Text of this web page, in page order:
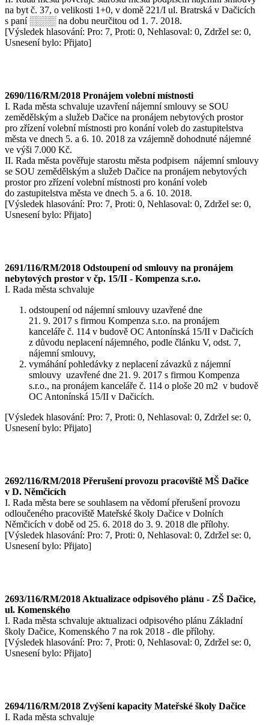
na byt č. 37, o velikosti 1+0, v domě 221/I ul. Bratrská v Dačicích
s paní ░░░░ na dobu neurčitou od 1. 7. 2018.
[Výsledek hlasování: Pro: 7, Proti: 0, Nehlasoval: 0, Zdržel se: 0,
Usnesení bylo: Přijato]
2690/116/RM/2018 Pronájem volební místnosti
I. Rada města schvaluje uzavření nájemní smlouvy se SOU
zemědělským a služeb Dačice na pronájem nebytových prostor
pro zřízení volební místnosti pro konání voleb do zastupitelstva
města ve dnech 5. a 6. 10. 2018 za vzájemně dohodnuté nájemné
ve výši 7.000 Kč.
II. Rada města pověřuje starostu města podpisem nájemní smlouvy
se SOU zemědělským a služeb Dačice na pronájem nebytových
prostor pro zřízení volební místnosti pro konání voleb
do zastupitelstva města ve dnech 5. a 6. 10. 2018.
[Výsledek hlasování: Pro: 7, Proti: 0, Nehlasoval: 0, Zdržel se: 0,
Usnesení bylo: Přijato]
2691/116/RM/2018 Odstoupení od smlouvy na pronájem
nebytových prostor v čp. 15/II - Kompenza s.r.o.
I. Rada města schvaluje
odstoupení od nájemní smlouvy uzavřené dne
21. 9. 2017 s firmou Kompenza s.r.o. na pronájem
kanceláře č. 114 v budově OC Antonínská 15/II v Dačicích
z důvodu neplacení nájemného, podle článku V, odst. 7,
nájemní smlouvy,
vymáhání pohledávky z neplacení závazků z nájemní
smlouvy uzavřené dne 21. 9. 2017 s firmou Kompenza
s.r.o., na pronájem kanceláře č. 114 o ploše 20 m2 v budově
OC Antonínská 15/II v Dačicích.
[Výsledek hlasování: Pro: 7, Proti: 0, Nehlasoval: 0, Zdržel se: 0,
Usnesení bylo: Přijato]
2692/116/RM/2018 Přerušení provozu pracoviště MŠ Dačice
v D. Němčicích
I. Rada města bere se souhlasem na vědomí přerušení provozu
odloučeného pracoviště Mateřské školy Dačice v Dolních
Němčicích v době od 25. 6. 2018 do 3. 9. 2018 dle přílohy.
[Výsledek hlasování: Pro: 7, Proti: 0, Nehlasoval: 0, Zdržel se: 0,
Usnesení bylo: Přijato]
2693/116/RM/2018 Aktualizace odpisového plánu - ZŠ Dačice,
ul. Komenského
I. Rada města schvaluje aktualizaci odpisového plánu Základní
školy Dačice, Komenského 7 na rok 2018 - dle přílohy.
[Výsledek hlasování: Pro: 7, Proti: 0, Nehlasoval: 0, Zdržel se: 0,
Usnesení bylo: Přijato]
2694/116/RM/2018 Zvýšení kapacity Mateřské školy Dačice
I. Rada města schvaluje